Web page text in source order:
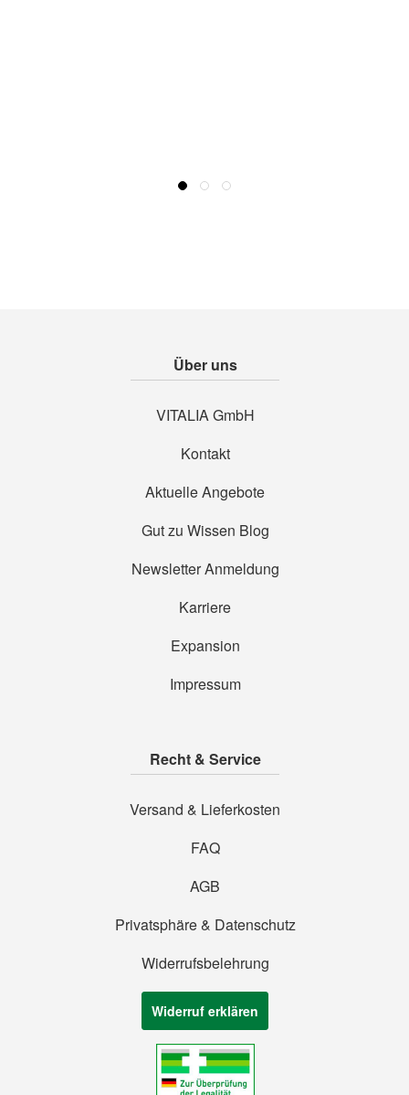
Über uns
VITALIA GmbH
Kontakt
Aktuelle Angebote
Gut zu Wissen Blog
Newsletter Anmeldung
Karriere
Expansion
Impressum
Recht & Service
Versand & Lieferkosten
FAQ
AGB
Privatsphäre & Datenschutz
Widerrufsbelehrung
Widerruf erklären